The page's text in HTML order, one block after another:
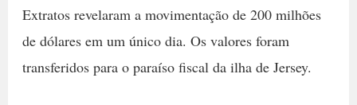
Extratos revelaram a movimentação de 200 milhões
de dólares em um único dia. Os valores foram
transferidos para o paraíso fiscal da ilha de Jersey.